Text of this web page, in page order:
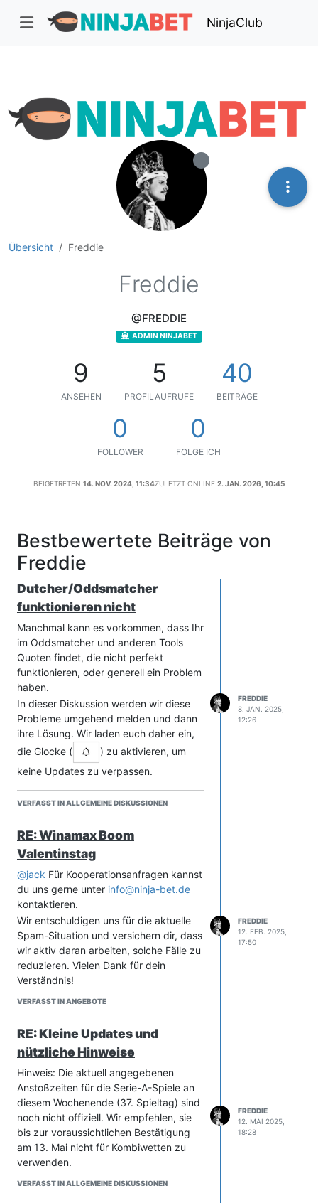
NinjaClub
Übersicht Freddie
Freddie
@FREDDIE
ADMIN NINJABET
9
ANSEHEN
5
PROFILAUFRUFE
40
BEITRÄGE
0
FOLLOWER
0
FOLGE ICH
BEIGETRETEN 14. NOV. 2024, 11:34ZULETZT ONLINE 2. JAN. 2026, 10:45
Bestbewertete Beiträge von
Freddie
Dutcher/Oddsmatcher
funktionieren nicht
Manchmal kann es vorkommen, dass Ihr
im Oddsmatcher und anderen Tools
Quoten findet, die nicht perfekt
funktionieren, oder generell ein Problem
haben.
In dieser Diskussion werden wir diese
Probleme umgehend melden und dann
ihre Lösung. Wir laden euch daher ein,
die Glocke (
) zu aktivieren, um
keine Updates zu verpassen.
► Stoßt du auf ein Problem, das in
wurde?Sende in diesem Fall einfach
eine E-Mail aninfo@ninja-bet.de
werden es umgehend prüfen. Eröffne
daher aus Gründen der Ordnung keine
neue Diskussionen darüber.
► Musst du dringend Quoten
verwenden, die nicht vorhanden sind?
Im Allgemeinen wird in diesen Fällen
eines der Buchmacher mit den
schlechtesten Quoten ausgewählt, z. B.
Tipico, sodass die Bewertungen
(wahrscheinlich) niedriger sind als die
benötigt werden. An diesem Punkt
werden die Back-Quoten im Rechner
VERFASST IN ALLGEMEINE DISKUSSIONEN
FREDDIE
8. JAN. 2025,
12:26
RE: Winamax Boom
Valentinstag
@jack Für Kooperationsanfragen kannst
du uns gerne unter info@ninja-bet.de
kontaktieren.
Wir entschuldigen uns für die aktuelle
Spam-Situation und versichern dir, dass
wir aktiv daran arbeiten, solche Fälle zu
reduzieren. Vielen Dank für dein
Verständnis!
VERFASST IN ANGEBOTE
FREDDIE
12. FEB. 2025,
17:50
RE: Kleine Updates und
nützliche Hinweise
Hinweis: Die aktuell angegebenen
Anstoßzeiten für die Serie-A-Spiele an
diesem Wochenende (37. Spieltag) sind
noch nicht offiziell. Wir empfehlen, sie
bis zur voraussichtlichen Bestätigung
am 13. Mai nicht für Kombiwetten zu
verwenden.
VERFASST IN ALLGEMEINE DISKUSSIONEN
FREDDIE
12. MAI 2025,
18:28